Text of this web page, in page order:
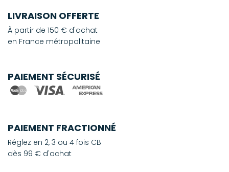
LIVRAISON OFFERTE
À partir de 150 € d'achat
en France métropolitaine
PAIEMENT SÉCURISÉ
PAIEMENT FRACTIONNÉ
Réglez en 2, 3 ou 4 fois CB
dès 99 € d'achat